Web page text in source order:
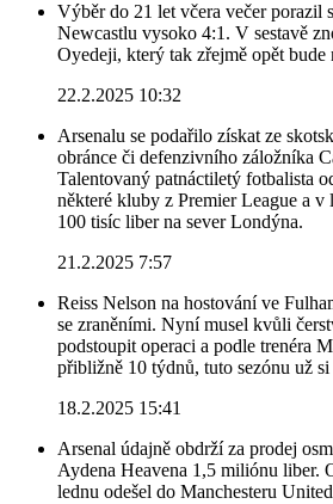
Výběr do 21 let včera večer porazil
Newcastlu vysoko 4:1. V sestavě
Oyedeji, který tak zřejmě opět
22.2.2025 10:32
Arsenalu se podařilo získat ze
obránce či defenzivního záložníka
Talentovaný patnáctiletý fotbalista
některé kluby z Premier League a v
100 tisíc liber na sever Londýna.
21.2.2025 7:57
Reiss Nelson na hostování ve
se zraněními. Nyní musel kvůli
podstoupit operaci a podle trenéra
přibližně 10 týdnů, tuto sezónu už si
18.2.2025 15:41
Arsenal údajně obdrží za prodej
Aydena Heavena 1,5 miliónu liber.
lednu odešel do Manchesteru